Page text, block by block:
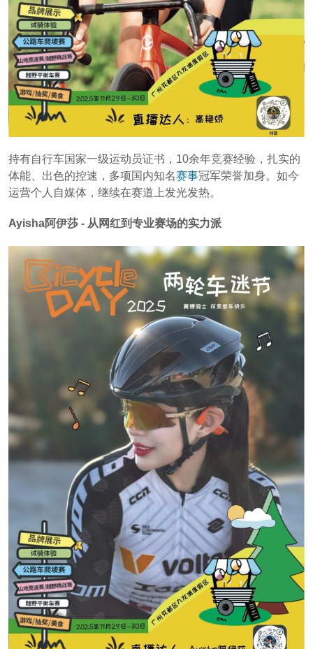
持有自行车国家一级运动员证书，10余年竞赛经验，扎实的
体能、出色的控速，多项国内知名赛事冠军荣誉加身。如今
运营个人自媒体，继续在赛道上发光发热。
Ayisha阿伊莎 - 从网红到专业赛场的实力派